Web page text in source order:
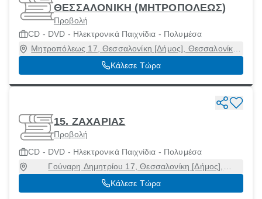
ΘΕΣΣΑΛΟΝΙΚΗ (ΜΗΤΡΟΠΟΛΕΩΣ)
Προβολή
CD - DVD - Ηλεκτρονικά Παιχνίδια - Πολυμέσα
Μητροπόλεως 17, Θεσσαλονίκη [Δήμος], Θεσσαλονίκη,
54624
Κάλεσε Τώρα
15. ΖΑΧΑΡΙΑΣ
Προβολή
CD - DVD - Ηλεκτρονικά Παιχνίδια - Πολυμέσα
Γούναρη Δημητρίου 17, Θεσσαλονίκη [Δήμος],
Θεσσαλονίκη, 54621
Κάλεσε Τώρα